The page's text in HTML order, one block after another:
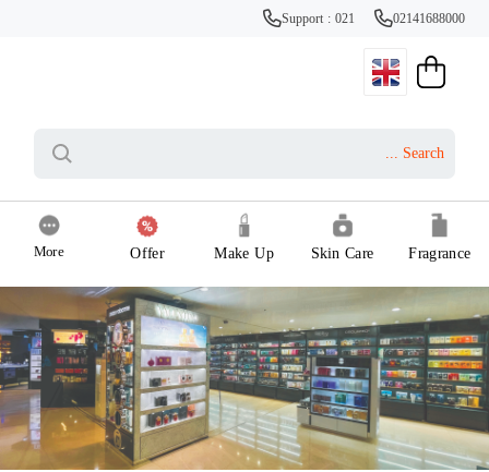
Support : 021 02141688000
Fragrance
Skin Care
Make Up
Offer
More